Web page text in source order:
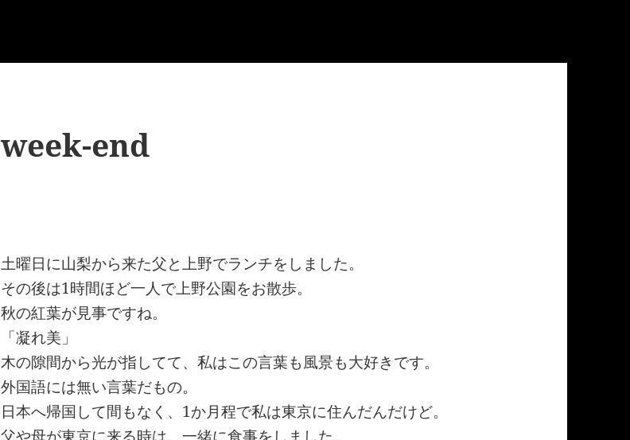
week-end
土曜日に山梨から来た父と上野でランチをしました。
その後は1時間ほど一人で上野公園をお散歩。
秋の紅葉が見事ですね。
「凝れ美」
木の隙間から光が指してて、私はこの言葉も風景も大好きです。
外国語には無い言葉だもの。
日本へ帰国して間もなく、1か月程で私は東京に住んだんだけど。